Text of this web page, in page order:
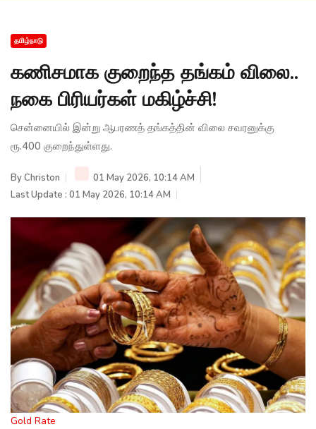
தமிழ்நாடு
கணிசமாக குறைந்த தங்கம் விலை..
நகை பிரியர்கள் மகிழ்ச்சி!
சென்னையில் இன்று ஆபரணத் தங்கத்தின் விலை சவரனுக்கு
ரூ.400 குறைந்துள்ளது.
ByChriston
01 May 2026, 10:14 AM
Last Update : 01 May 2026, 10:14 AM
Gold Rate